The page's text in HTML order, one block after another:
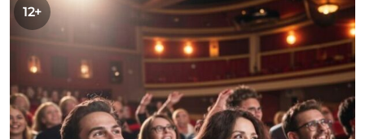
12+